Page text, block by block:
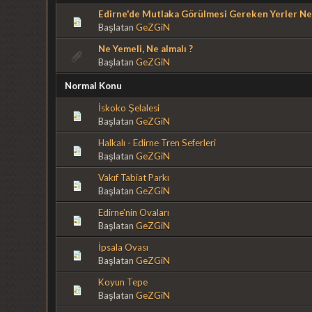
Edirne'de Mutlaka Görülmesi Gereken Yerler
BaşlatanGeZGiN
Ne Yemeli, Ne almalı ?
BaşlatanGeZGiN
Normal Konu
İskoko Şelalesi
BaşlatanGeZGiN
Halkalı - Edirne Tren Seferleri
BaşlatanGeZGiN
Vakıf Tabiat Parkı
BaşlatanGeZGiN
Edirne'nin Ovaları
BaşlatanGeZGiN
İpsala Ovası
BaşlatanGeZGiN
Koyun Tepe
BaşlatanGeZGiN